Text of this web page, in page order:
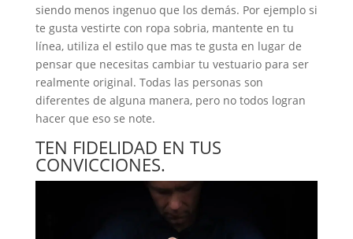
siendo menos ingenuo que los demás. Por ejemplo si
te gusta vestirte con ropa sobria, mantente en tu
línea, utiliza el estilo que mas te gusta en lugar de
pensar que necesitas cambiar tu vestuario para ser
realmente original. Todas las personas son
diferentes de alguna manera, pero no todos logran
hacer que eso se note.
TEN FIDELIDAD EN TUS
CONVICCIONES.